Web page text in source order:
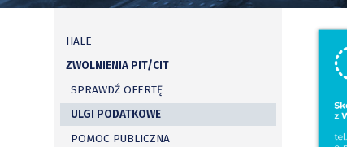
HALE
ZWOLNIENIA PIT/CIT
SPRAWDŹ OFERTĘ
ULGI PODATKOWE
POMOC PUBLICZNA